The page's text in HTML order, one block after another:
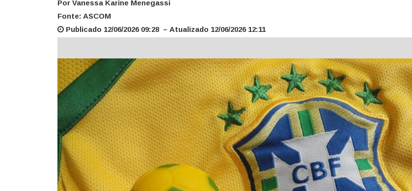
Por Vanessa Karine Menegassi
Fonte: ASCOM
Publicado 12/06/2026 09:28 – Atualizado 12/06/2026 12:11